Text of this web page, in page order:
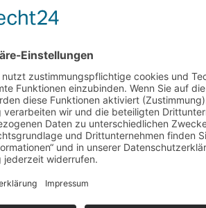
Naturreine ätherische Öle
Eukalyptus
Wunschliste